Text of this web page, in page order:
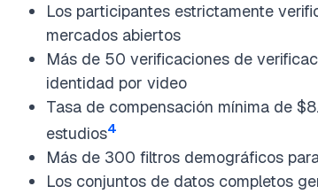
Los participantes estrictamente
mercados abiertos
Más de 50 verificaciones de
identidad por video
Tasa de compensación mínima de
estudios4
Más de 300 filtros demográficos
Los conjuntos de datos completos